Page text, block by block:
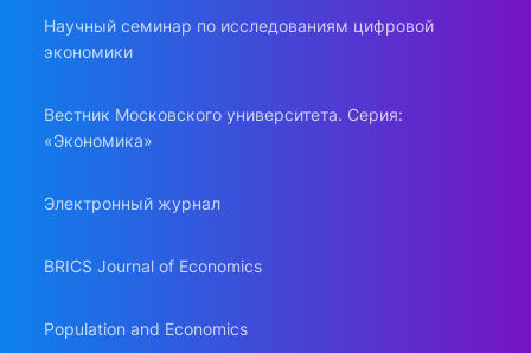
Научный семинар по исследованиям цифровой
экономики
Вестник Московского университета. Серия:
«Экономика»
Электронный журнал
BRICS Journal of Economics
Population and Economics